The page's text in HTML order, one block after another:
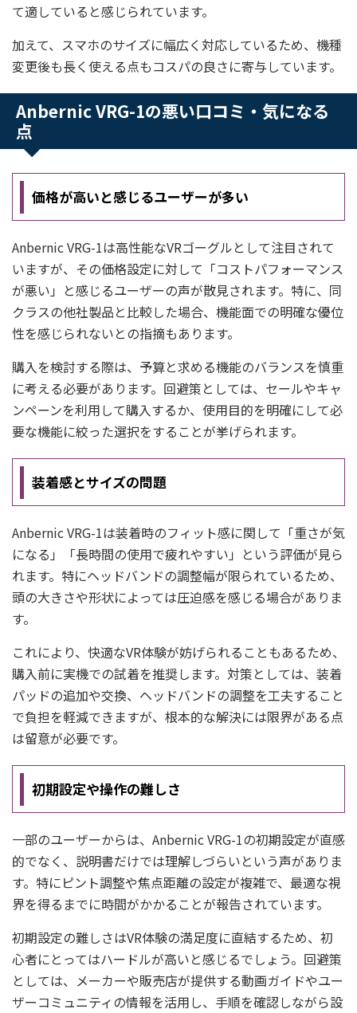
て適していると感じられています。
加えて、スマホのサイズに幅広く対応しているため、機種
変更後も長く使える点もコスパの良さに寄与しています。
Anbernic VRG-1の悪い口コミ・気になる
点
価格が高いと感じるユーザーが多い
Anbernic VRG-1は高性能なVRゴーグルとして注目されて
いますが、その価格設定に対して「コストパフォーマンス
が悪い」と感じるユーザーの声が散見されます。特に、同
クラスの他社製品と比較した場合、機能面での明確な優位
性を感じられないとの指摘もあります。
購入を検討する際は、予算と求める機能のバランスを慎重
に考える必要があります。回避策としては、セールやキャ
ンペーンを利用して購入するか、使用目的を明確にして必
要な機能に絞った選択をすることが挙げられます。
装着感とサイズの問題
Anbernic VRG-1は装着時のフィット感に関して「重さが気
になる」「長時間の使用で疲れやすい」という評価が見ら
れます。特にヘッドバンドの調整幅が限られているため、
頭の大きさや形状によっては圧迫感を感じる場合がありま
す。
これにより、快適なVR体験が妨げられることもあるため、
購入前に実機での試着を推奨します。対策としては、装着
パッドの追加や交換、ヘッドバンドの調整を工夫すること
で負担を軽減できますが、根本的な解決には限界がある点
は留意が必要です。
初期設定や操作の難しさ
一部のユーザーからは、Anbernic VRG-1の初期設定が直感
的でなく、説明書だけでは理解しづらいという声がありま
す。特にピント調整や焦点距離の設定が複雑で、最適な視
界を得るまでに時間がかかることが報告されています。
初期設定の難しさはVR体験の満足度に直結するため、初
心者にとってはハードルが高いと感じるでしょう。回避策
としては、メーカーや販売店が提供する動画ガイドやユー
ザーコミュニティの情報を活用し、手順を確認しながら設